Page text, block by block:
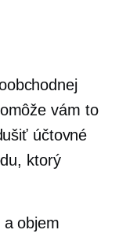
vám to
účtovné
ktorý
objem